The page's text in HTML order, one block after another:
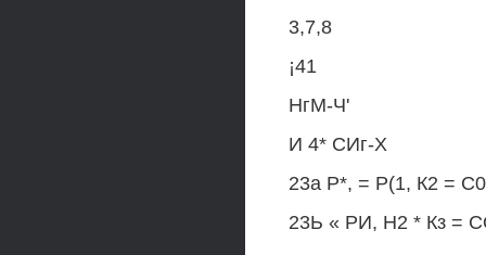
3,7,8
¡41
НгМ-Ч'
И 4* СИг-Х
23а Р*, = Р(1, К2 =
23Ь « РИ, Н2 * Кз =